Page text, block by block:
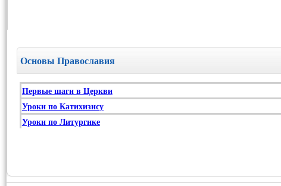
Основы Православия
Первые шаги в Церкви
Уроки по Катихизису
Уроки по Литургике